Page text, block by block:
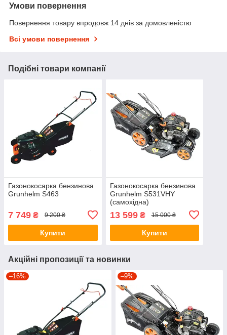
Умови повернення
Повернення товару впродовж 14 днів за домовленістю
Всі умови повернення
Подібні товари компанії
Газонокосарка бензинова
Grunhelm S463
7 749 ₴ 9 200 ₴
Купити
Газонокосарка бензинова
Grunhelm S531VHY
(самохідна)
13 599₴ 15 000 ₴
Купити
Акційні пропозиції та новинки
–16% –9%